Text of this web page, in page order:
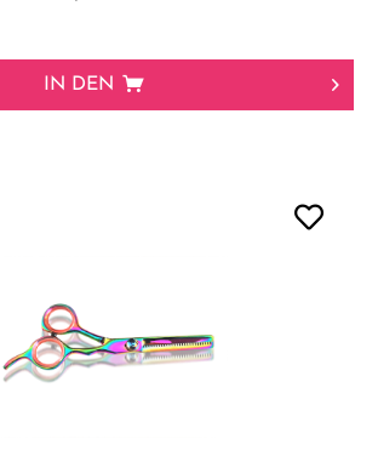
IN DEN